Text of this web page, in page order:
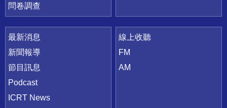
問卷調查
最新消息
新聞報導
節目訊息
Podcast
ICRT News
線上收聽
FM
AM